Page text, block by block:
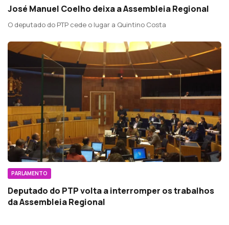
José Manuel Coelho deixa a Assembleia Regional
O deputado do PTP cede o lugar a Quintino Costa
PARLAMENTO
Deputado do PTP volta a interromper os trabalhos
da Assembleia Regional